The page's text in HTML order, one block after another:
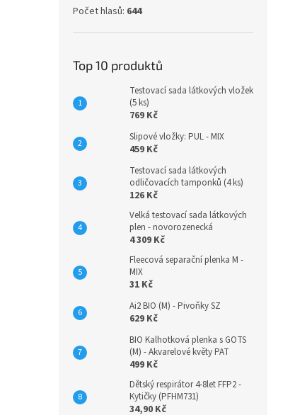
Počet hlasů: 644
Top 10 produktů
Testovací sada látkových vložek
(5 ks)
769 Kč
Slipové vložky: PUL - MIX
459 Kč
Testovací sada látkových
odličovacích tamponků (4 ks)
126 Kč
Velká testovací sada látkových
plen - novorozenecká
4 309 Kč
Fleecová separační plenka M -
MIX
31 Kč
Ai2 BIO (M) - Pivoňky SZ
629 Kč
BIO Kalhotková plenka s GOTS
(M) - Akvarelové květy PAT
499 Kč
Dětský respirátor 4-8let FFP2 -
Kytičky (PFHM731)
34,90 Kč